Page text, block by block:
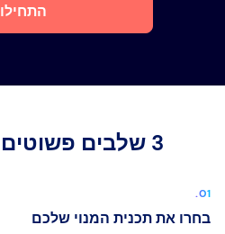
התחילו
3 שלבים פשוטים כדי להתחיל
בחרו את תכנית המנוי שלכם